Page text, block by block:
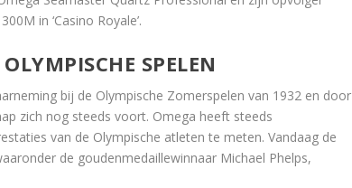
in ‘Casino Royale’.
SPELEN
bij de Olympische Zomerspelen van 1932 en door
zich nog steeds voort. Omega heeft steeds
van de Olympische atleten te meten. Vandaag de
de goudenmedaillewinnaar Michael Phelps,